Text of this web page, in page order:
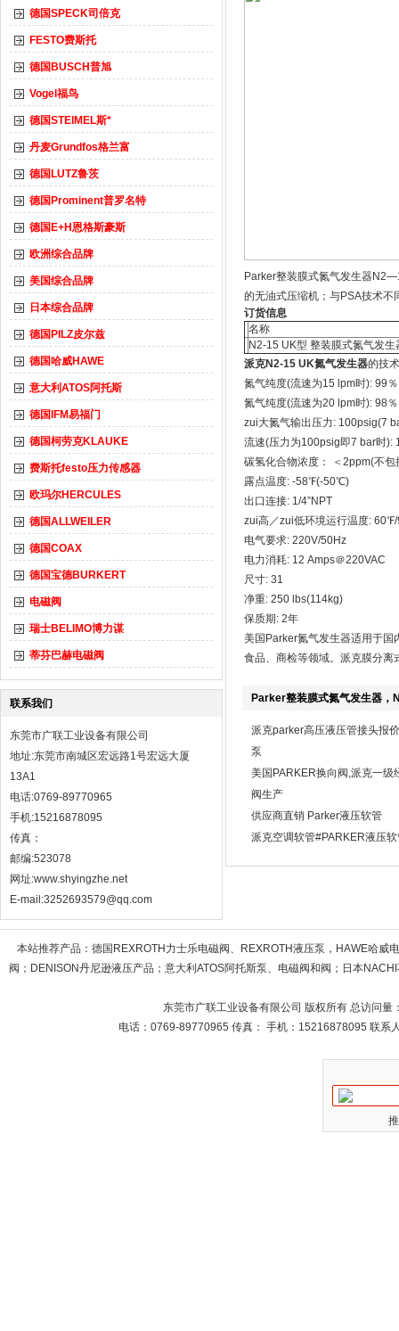
德国SPECK司倍克
FESTO费斯托
德国BUSCH普旭
Vogel福鸟
德国STEIMEL斯*
丹麦Grundfos格兰富
德国LUTZ鲁茨
德国Prominent普罗名特
德国E+H恩格斯豪斯
欧洲综合品牌
美国综合品牌
日本综合品牌
德国PILZ皮尔兹
德国哈威HAWE
意大利ATOS阿托斯
德国IFM易福门
德国柯劳克KLAUKE
费斯托festo压力传感器
欧玛尔HERCULES
德国ALLWEILER
德国COAX
德国宝德BURKERT
电磁阀
瑞士BELIMO博力谋
蒂芬巴赫电磁阀
联系我们
东莞市广联工业设备有限公司
地址:东莞市南城区宏远路1号宏远大厦
13A1
电话:0769-89770965
手机:15216878095
传真：
邮编:523078
网址:www.shyingzhe.net
E-mail:3252693579@qq.com
Parker整装膜式氮气发生器
的无油式压缩机；与PSA技术
订货信息
名称
N2-15 UK型 整装膜式氮气发生
派克N2-15 UK氮气发生器的技
氮气纯度(流速为15 lpm时): 99
氮气纯度(流速为20 lpm时): 98
zui大氮气输出压力: 100psig(7
流速(压力为100psig即7 bar时):
碳氢化合物浓度： ＜2ppm(不
露点温度: -58℉(-50℃)
出口连接: 1/4”NPT
zui高／zui低环境运行温度:
电气要求: 220V/50Hz
电力消耗: 12 Amps＠220VAC
尺寸: 31
净重: 250 lbs(114kg)
保质期: 2年
美国Parker氮气发生器适用于国
食品、商检等领域。派克膜分
Parker整装膜式氮气发生器，
派克parker高压液压管接头报
泵
美国PARKER换向阀,派克一级
阀生产
供应商直销 Parker液压软管
派克空调软管#PARKER液压
本站推荐产品： 德国REXROTH力士乐电磁阀、REXROTH液压泵，HAWE哈威
阀；DENISON丹尼逊液压产品；意大利ATOS阿托斯泵、电磁阀和阀；日本
东莞市广联工业设备有限公司 版权所有 总访问量
电话：0769-89770965 传真： 手机：15216878095 联系